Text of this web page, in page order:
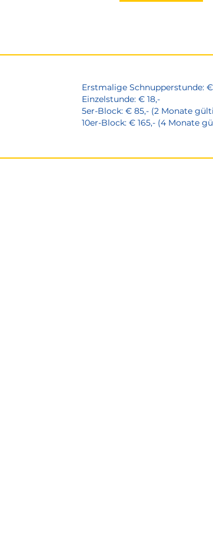
Erstmalige Schnupperstunde: €
Einzelstunde: € 18,-
5er-Block: € 85,- (2 Monate
10er-Block: € 165,- (4 Monate